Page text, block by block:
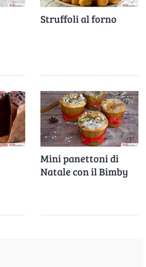
Struffoli al forno
Mini panettoni di
Natale con il Bimby